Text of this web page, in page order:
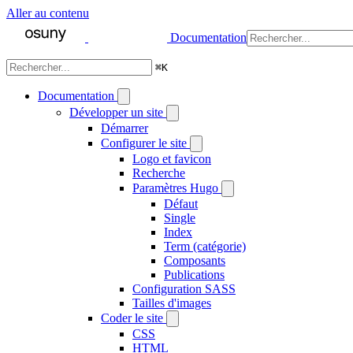
Aller au contenu
Documentation
⌘K
Documentation
Développer un site
Démarrer
Configurer le site
Logo et favicon
Recherche
Paramètres Hugo
Défaut
Single
Index
Term (catégorie)
Composants
Publications
Configuration SASS
Tailles d'images
Coder le site
CSS
HTML